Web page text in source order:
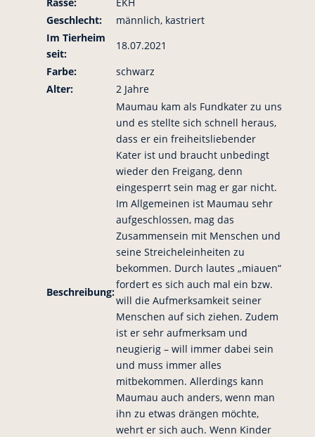
Geschlecht:
männlich, kastriert
Im Tierheim
seit:
18.07.2021
Farbe:
schwarz
Alter:
2 Jahre
Beschreibung:
Maumau kam als Fundkater zu uns
und es stellte sich schnell heraus,
dass er ein freiheitsliebender
Kater ist und braucht unbedingt
wieder den Freigang, denn
eingesperrt sein mag er gar nicht.
Im Allgemeinen ist Maumau sehr
aufgeschlossen, mag das
Zusammensein mit Menschen und
seine Streicheleinheiten zu
bekommen. Durch lautes „miauen“
fordert es sich auch mal ein bzw.
will die Aufmerksamkeit seiner
Menschen auf sich ziehen. Zudem
ist er sehr aufmerksam und
neugierig – will immer dabei sein
und muss immer alles
mitbekommen. Allerdings kann
Maumau auch anders, wenn man
ihn zu etwas drängen möchte,
wehrt er sich auch. Wenn Kinder